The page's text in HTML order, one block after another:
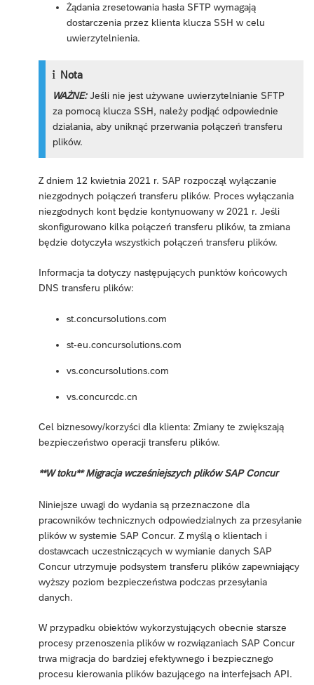
Żądania zresetowania hasła SFTP wymagają
dostarczenia przez klienta klucza SSH w celu
uwierzytelnienia.
Nota
WAŻNE:Jeśli nie jest używane uwierzytelnianie SFTP
za pomocą klucza SSH, należy podjąć odpowiednie
działania, aby uniknąć przerwania połączeń transferu
plików.
Z dniem 12 kwietnia 2021 r. SAP rozpoczął wyłączanie
niezgodnych połączeń transferu plików. Proces wyłączania
niezgodnych kont będzie kontynuowany w 2021 r. Jeśli
skonfigurowano kilka połączeń transferu plików, ta zmiana
będzie dotyczyła wszystkich połączeń transferu plików.
Informacja ta dotyczy następujących punktów końcowych
DNS transferu plików:
st.concursolutions.com
st-eu.concursolutions.com
vs.concursolutions.com
vs.concurcdc.cn
Cel biznesowy/korzyści dla klienta: Zmiany te zwiększają
bezpieczeństwo operacji transferu plików.
**W toku** Migracja wcześniejszych plików SAP Concur
Niniejsze uwagi do wydania są przeznaczone dla
pracowników technicznych odpowiedzialnych za przesyłanie
plików w systemie SAP Concur. Z myślą o klientach i
dostawcach uczestniczących w wymianie danych SAP
Concur utrzymuje podsystem transferu plików zapewniający
wyższy poziom bezpieczeństwa podczas przesyłania
danych.
W przypadku obiektów wykorzystujących obecnie starsze
procesy przenoszenia plików w rozwiązaniach SAP Concur
trwa migracja do bardziej efektywnego i bezpiecznego
procesu kierowania plików bazującego na interfejsach API.